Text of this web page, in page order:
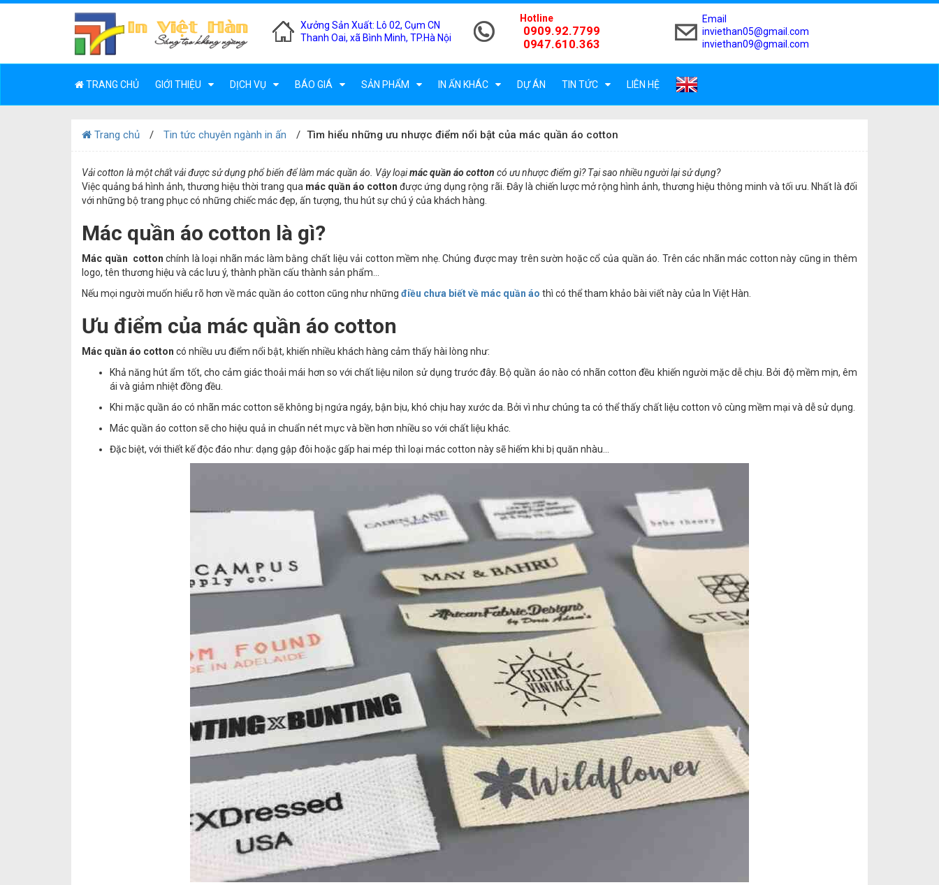
Xưởng Sản Xuất: Lô 02, Cụm CN
Thanh Oai, xã Bình Minh, TP.Hà Nội
Hotline
0909.92.7799
0947.610.363
Email
inviethan05@gmail.com
inviethan09@gmail.com
TRANG CHỦ GIỚI THIỆU DỊCH VỤ BÁO GIÁ SẢN PHẨM IN ẤN KHÁC DỰ ÁN TIN TỨC LIÊN HỆ
Trang chủ Tin tức chuyên ngành in ấn Tìm hiểu những ưu nhược điểm nổi bật của mác quần áo cotton
Vải cotton là một chất vải được sử dụng phổ biến để làm mác quần áo. Vậy loạimác quần áo cotton có ưu nhược điểm gì? Tại sao nhiều người lại sử dụng?
Việc quảng bá hình ảnh, thương hiệu thời trang qua mác quần áo cotton được ứng dụng rộng rãi. Đây là chiến lược mở rộng hình ảnh, thương hiệu thông minh và tối ưu. Nhất là đối
với những bộ trang phục có những chiếc mác đẹp, ấn tượng, thu hút sự chú ý của khách hàng.
Mác quần áo cotton là gì?
Mác quần cotton chính là loại nhãn mác làm bằng chất liệu vải cotton mềm nhẹ. Chúng được may trên sườn hoặc cổ của quần áo. Trên các nhãn mác cotton này cũng in thêm
logo, tên thương hiệu và các lưu ý, thành phần cấu thành sản phẩm…
Nếu mọi người muốn hiểu rõ hơn về mác quần áo cotton cũng như những điều chưa biết về mác quần áo thì có thể tham khảo bài viết này của In Việt Hàn.
Ưu điểm của mác quần áo cotton
Mác quần áo cotton có nhiều ưu điểm nổi bật, khiến nhiều khách hàng cảm thấy hài lòng như:
Khả năng hút ẩm tốt, cho cảm giác thoải mái hơn so với chất liệu nilon sử dụng trước đây. Bộ quần áo nào có nhãn cotton đều khiến người mặc dễ chịu. Bởi độ mềm mịn, êm
ái và giảm nhiệt đồng đều.
Khi mặc quần áo có nhãn mác cotton sẽ không bị ngứa ngáy, bận bịu, khó chịu hay xước da. Bởi vì như chúng ta có thể thấy chất liệu cotton vô cùng mềm mại và dễ sử dụng.
Mác quần áo cotton sẽ cho hiệu quả in chuẩn nét mực và bền hơn nhiều so với chất liệu khác.
Đặc biệt, với thiết kế độc đáo như: dạng gập đôi hoặc gấp hai mép thì loại mác cotton này sẽ hiếm khi bị quăn nhàu…